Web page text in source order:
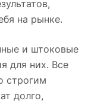
на рынке.
и штоковые
для них. Все
строгим
долго,